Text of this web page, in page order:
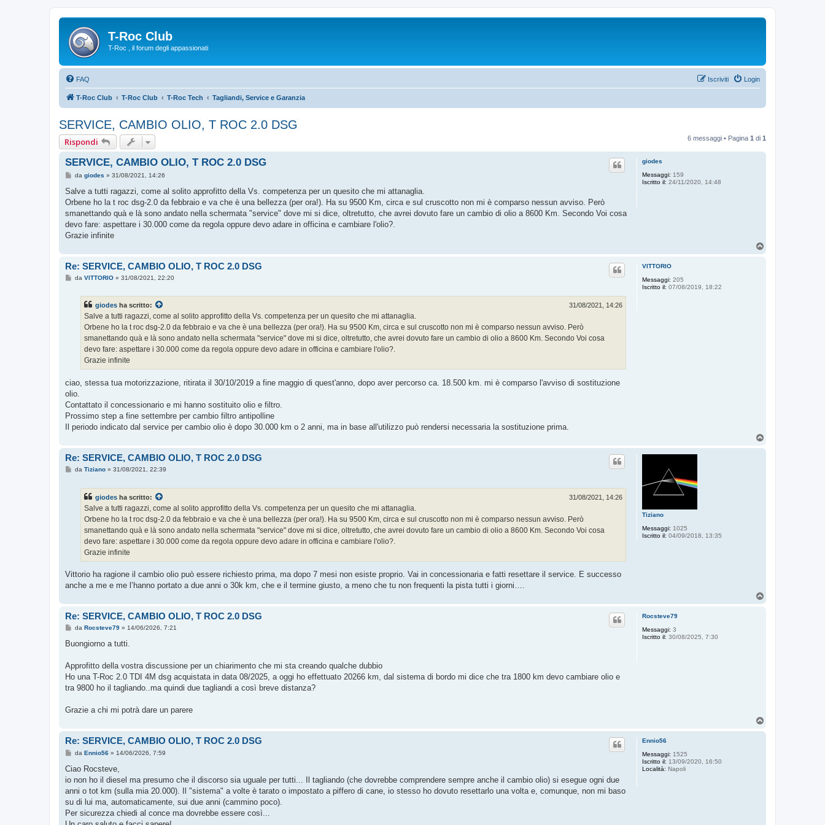
T-Roc Club
T-Roc , il forum degli appassionati
FAQ Login
Iscriviti
T-Roc Club T-Roc Club T-Roc Tech Tagliandi, Service e Garanzia
SERVICE, CAMBIO OLIO, T ROC 2.0 DSG
Rispondi 6 messaggi • Pagina 1 di 1
giodes
Messaggi: 159
Iscritto il: 24/11/2020, 14:48
SERVICE, CAMBIO OLIO, T ROC 2.0 DSG
M
s
a
g
i
o
da giodes » 31/08/2021, 14:26
Salve a tutti ragazzi, come al solito approfitto della Vs. competenza per un quesito che mi attanaglia.
Orbene ho la t roc dsg-2.0 da febbraio e va che è una bellezza (per ora!). Ha su 9500 Km, circa e sul cruscotto non mi è comparso nessun avviso. Però
smanettando quà e là sono andato nella schermata "service" dove mi si dice, oltretutto, che avrei dovuto fare un cambio di olio a 8600 Km. Secondo Voi cosa
devo fare: aspettare i 30.000 come da regola oppure devo adare in officina e cambiare l'olio?.
Grazie infinite
VITTORIO
Messaggi: 205
Iscritto il: 07/08/2019, 18:22
Re: SERVICE, CAMBIO OLIO, T ROC 2.0 DSG
Mda VITTORIO» 31/08/2021, 22:20
giodes ha scritto: 31/08/2021, 14:26
Salve a tutti ragazzi, come al solito approfitto della Vs. competenza per un quesito che mi attanaglia.
Orbene ho la t roc dsg-2.0 da febbraio e va che è una bellezza (per ora!). Ha su 9500 Km, circa e sul cruscotto non mi è comparso nessun avviso. Però
smanettando quà e là sono andato nella schermata "service" dove mi si dice, oltretutto, che avrei dovuto fare un cambio di olio a 8600 Km. Secondo Voi cosa
devo fare: aspettare i 30.000 come da regola oppure devo adare in officina e cambiare l'olio?.
Grazie infinite
ciao, stessa tua motorizzazione, ritirata il 30/10/2019 a fine maggio di quest'anno, dopo aver percorso ca. 18.500 km. mi è comparso l'avviso di sostituzione
olio.
Contattato il concessionario e mi hanno sostituito olio e filtro.
Prossimo step a fine settembre per cambio filtro antipolline
Il periodo indicato dal service per cambio olio è dopo 30.000 km o 2 anni, ma in base all'utilizzo può rendersi necessaria la sostituzione prima.
Tiziano
Messaggi: 1025
Iscritto il: 04/09/2018, 13:35
Re: SERVICE, CAMBIO OLIO, T ROC 2.0 DSG
Mda Tiziano» 31/08/2021, 22:39
giodes ha scritto: 31/08/2021, 14:26
Salve a tutti ragazzi, come al solito approfitto della Vs. competenza per un quesito che mi attanaglia.
Orbene ho la t roc dsg-2.0 da febbraio e va che è una bellezza (per ora!). Ha su 9500 Km, circa e sul cruscotto non mi è comparso nessun avviso. Però
smanettando quà e là sono andato nella schermata "service" dove mi si dice, oltretutto, che avrei dovuto fare un cambio di olio a 8600 Km. Secondo Voi cosa
devo fare: aspettare i 30.000 come da regola oppure devo adare in officina e cambiare l'olio?.
Grazie infinite
Vittorio ha ragione il cambio olio può essere richiesto prima, ma dopo 7 mesi non esiste proprio. Vai in concessionaria e fatti resettare il service. E successo
anche a me e me l’hanno portato a due anni o 30k km, che e il termine giusto, a meno che tu non frequenti la pista tutti i giorni….
Rocsteve79
Messaggi: 3
Iscritto il: 30/08/2025, 7:30
Re: SERVICE, CAMBIO OLIO, T ROC 2.0 DSG
M
s
g
g
i
o
da Rocsteve79» 14/06/2026, 7:21
Buongiorno a tutti.
Approfitto della vostra discussione per un chiarimento che mi sta creando qualche dubbio
Ho una T-Roc 2.0 TDI 4M dsg acquistata in data 08/2025, a oggi ho effettuato 20266 km, dal sistema di bordo mi dice che tra 1800 km devo cambiare olio e
tra 9800 ho il tagliando..ma quindi due tagliandi a così breve distanza?
Grazie a chi mi potrà dare un parere
Ennio56
Messaggi: 1525
Iscritto il: 13/09/2020, 16:50
Località: Napoli
Re: SERVICE, CAMBIO OLIO, T ROC 2.0 DSG
M
s
a
g
i
o
da Ennio56» 14/06/2026, 7:59
Ciao Rocsteve,
io non ho il diesel ma presumo che il discorso sia uguale per tutti... Il tagliando (che dovrebbe comprendere sempre anche il cambio olio) si esegue ogni due
anni o tot km (sulla mia 20.000). Il "sistema" a volte è tarato o impostato a piffero di cane, io stesso ho dovuto resettarlo una volta e, comunque, non mi baso
su di lui ma, automaticamente, sui due anni (cammino poco).
Per sicurezza chiedi al conce ma dovrebbe essere così...